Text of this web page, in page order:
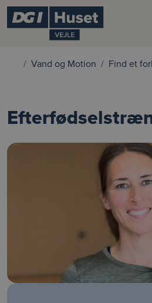
Vand og Motion Find et